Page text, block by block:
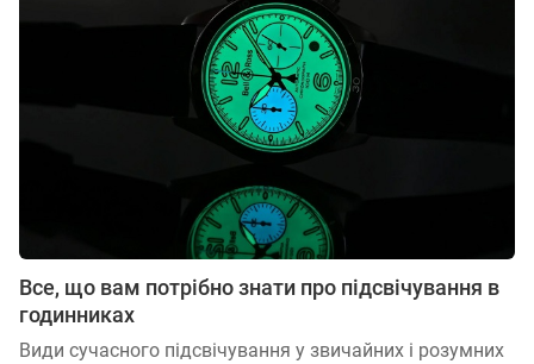
Все, що вам потрібно знати про підсвічування в
годинниках
Види сучасного підсвічування у звичайних і розумних